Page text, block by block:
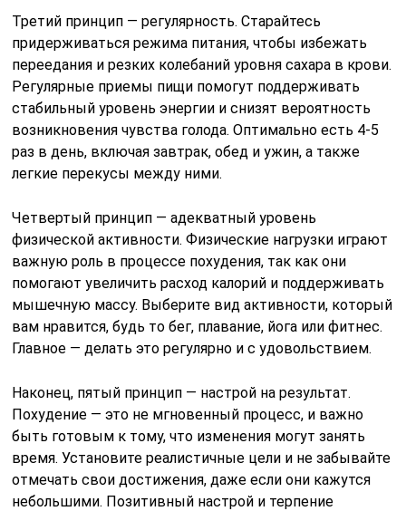
Третий принцип — регулярность. Старайтесь
придерживаться режима питания, чтобы избежать
переедания и резких колебаний уровня сахара в крови.
Регулярные приемы пищи помогут поддерживать
стабильный уровень энергии и снизят вероятность
возникновения чувства голода. Оптимально есть 4-5
раз в день, включая завтрак, обед и ужин, а также
легкие перекусы между ними.
Четвертый принцип — адекватный уровень
физической активности. Физические нагрузки играют
важную роль в процессе похудения, так как они
помогают увеличить расход калорий и поддерживать
мышечную массу. Выберите вид активности, который
вам нравится, будь то бег, плавание, йога или фитнес.
Главное — делать это регулярно и с удовольствием.
Наконец, пятый принцип — настрой на результат.
Похудение — это не мгновенный процесс, и важно
быть готовым к тому, что изменения могут занять
время. Установите реалистичные цели и не забывайте
отмечать свои достижения, даже если они кажутся
небольшими. Позитивный настрой и терпение